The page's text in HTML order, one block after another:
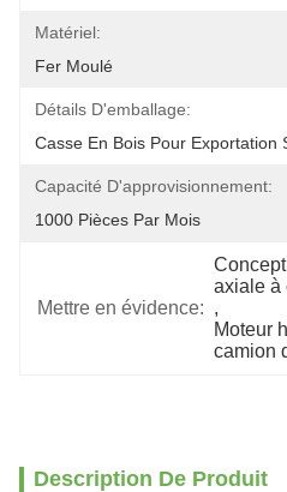
Matériel:
Fer Moulé
Détails D'emballage:
Casse En Bois Pour Exportation
Capacité D'approvisionnement:
1000 Pièces Par Mois
Mettre en évidence:
axiale à
,
Moteur
camion
Description De Produit